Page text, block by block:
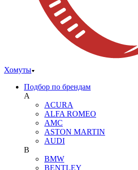
Хомуты
Подбор по брендам
A
ACURA
ALFA ROMEO
AMC
ASTON MARTIN
AUDI
B
BMW
BENTLEY